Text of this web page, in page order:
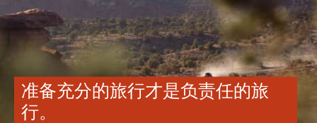
准备充分的旅行才是负责任的旅
行。